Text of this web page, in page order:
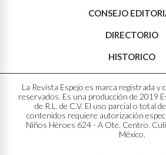
CONSEJO
DIRECTORIO
HISTORICO
La Revista Espejo es marca registrada y
reservados. Es una producción de 2019
de R.L. de C.V. El uso parcial o total
contenidos requiere autorización
Niños Héroes 624 - A Ote. Centro.
México.